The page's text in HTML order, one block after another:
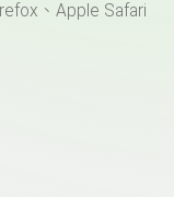
、Apple Safari